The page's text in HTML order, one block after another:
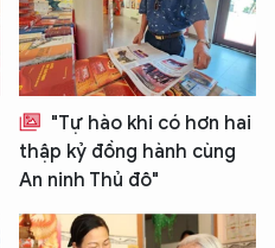
"Tự hào khi có hơn hai
thập kỷ đồng hành cùng
An ninh Thủ đô"